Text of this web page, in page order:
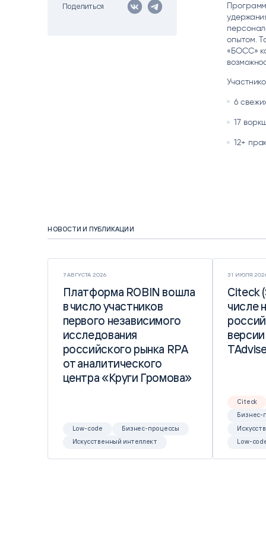
Цитрос Citeck
Поделиться
опытом.
«БОСС»
6
17
12+
НОВОСТИ И ПУБЛИКАЦИИ
7 АВГУСТА 2026
Платформа ROBIN вошла
в число участников
первого независимого
исследования
российского рынка RPA
от аналитического
центра «Круги Громова»
Платформа ROBIN вошла
в число участников
первого независимого
исследования
российского рынка RPA
от аналитического
центра «Круги Громова»
Low-code
Бизнес-процессы
Искусственный интеллект
31 ИЮЛЯ
Citeck
числе
Citeck
числе
Citeck
Бизнес-
Low-